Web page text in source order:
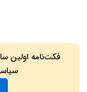
فکت‌نامه